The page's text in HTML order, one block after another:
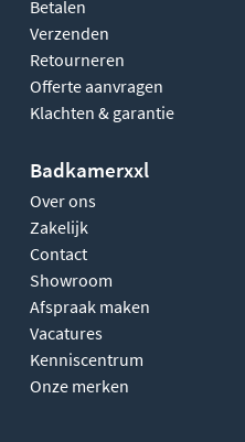
Betalen
Verzenden
Retourneren
Offerte aanvragen
Klachten & garantie
Badkamerxxl
Over ons
Zakelijk
Contact
Showroom
Afspraak maken
Vacatures
Kenniscentrum
Onze merken